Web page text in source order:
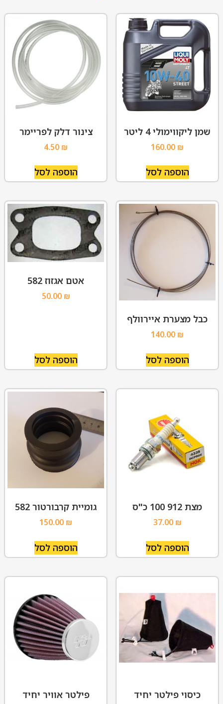
שמן ליקווימולי 4 ליטר
160.00 ₪
הוספה לסל
צינור דלק לפריימר
4.50 ₪
הוספה לסל
כבל מצערת איירוולף
140.00 ₪
הוספה לסל
אטם אגזוז 582
50.00 ₪
הוספה לסל
מצת 912 100 כ"ס
37.00 ₪
הוספה לסל
גומיית קרבורטור 582
150.00 ₪
הוספה לסל
כיסוי פילטר יחיד פילטר אוויר יחיד